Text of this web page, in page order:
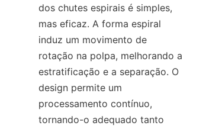
dos chutes espirais é simples,
mas eficaz. A forma espiral
induz um movimento de
rotação na polpa, melhorando a
estratificação e a separação. O
design permite um
processamento contínuo,
tornando-o adequado tanto